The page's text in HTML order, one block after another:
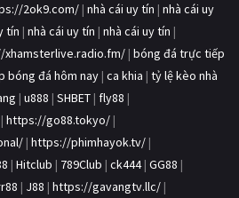
2ok9.com/ | nhà cái uy tín | nhà cái uy
tín | nhà cái uy tín | nhà cái uy tín |
| bóng đá trực tiếp
bóng đá hôm nay | ca khia | tỷ lệ kèo nhà
| u888 | SHBET | fly88 |
| https://go88.tokyo/ |
| https://phimhayok.tv/ |
| Hitclub | 789Club | ck444| GG88 |
| J88 | https://gavangtv.llc/ |